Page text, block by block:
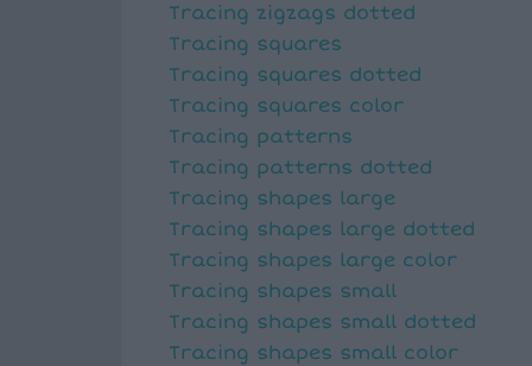
Tracing zigzags dotted
Tracing squares
Tracing squares dotted
Tracing squares color
Tracing patterns
Tracing patterns dotted
Tracing shapes large
Tracing shapes large dotted
Tracing shapes large color
Tracing shapes small
Tracing shapes small dotted
Tracing shapes small color